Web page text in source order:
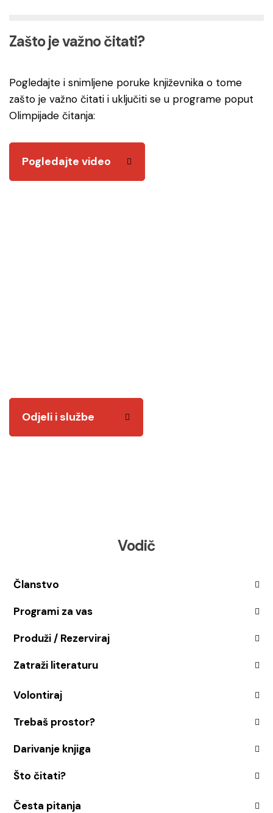
Zašto je važno čitati?
Pogledajte i snimljene poruke književnika o tome
zašto je važno čitati i uključiti se u programe poput
Olimpijade čitanja:
Pogledajte video
Odjeli i službe
Vodič
Članstvo
Programi za vas
Produži / Rezerviraj
Zatraži literaturu
Volontiraj
Trebaš prostor?
Darivanje knjiga
Što čitati?
Česta pitanja